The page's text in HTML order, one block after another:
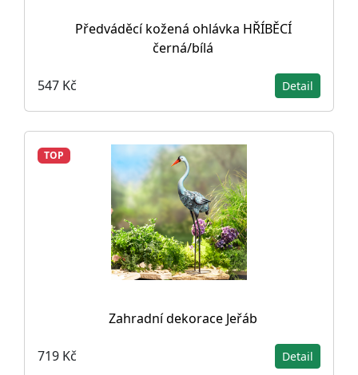
Předváděcí kožená ohlávka HŘÍBĚCÍ
černá/bílá
547 Kč Detail
TOP
Zahradní dekorace Jeřáb
719 Kč Detail